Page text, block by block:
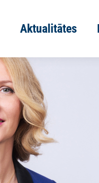
Aktualitātes